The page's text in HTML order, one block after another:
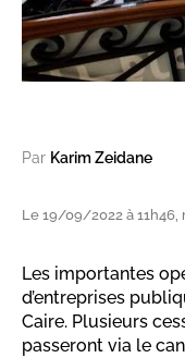
Par Karim Zeidane
Le 19/09/2022 à 11h46,
Les importantes
d’entreprises
Caire. Plusieurs
passeront via le